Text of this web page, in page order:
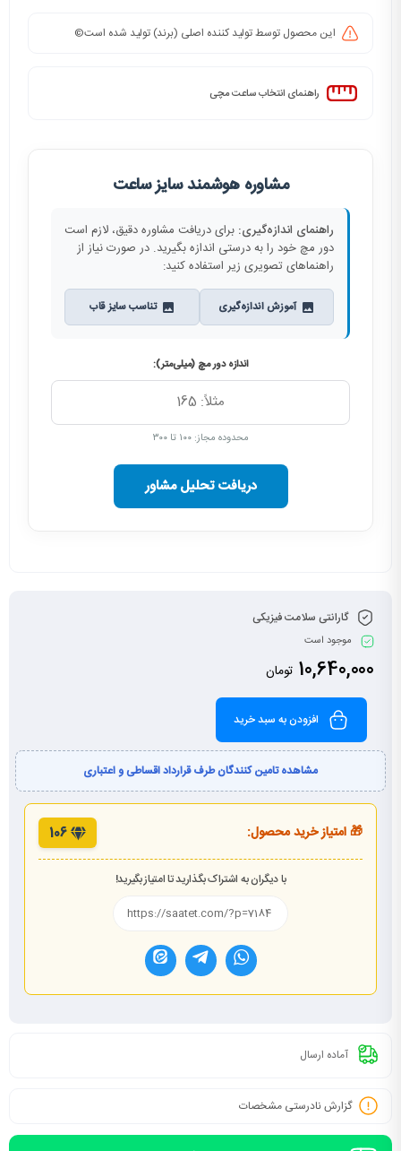
این محصول توسط تولید کننده اصلی (برند) تولید شده است©️
راهنمای انتخاب ساعت مچی
مشاوره هوشمند سایز ساعت
راهنمای اندازه‌گیری: برای دریافت مشاوره دقیق، لازم است
دور مچ خود را به درستی اندازه بگیرید. در صورت نیاز از
راهنماهای تصویری زیر استفاده کنید:
آموزش اندازه‌گیری تناسب سایز قاب
اندازه دور مچ (میلی‌متر):
محدوده مجاز: ۱۰۰ تا ۳۰۰
دریافت تحلیل مشاور
گارانتی سلامت فیزیکی
موجود است
10,640,000 تومان
افزودن به سبد خرید
مشاهده تامین کنندگان طرف قرارداد اقساطی و اعتباری
🎁 امتیاز خرید محصول: 106
با دیگران به اشتراک بگذارید تا امتیاز بگیرید!
آماده ارسال
گزارش نادرستی مشخصات